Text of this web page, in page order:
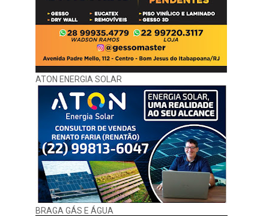
ATON ENERGIA SOLAR
BRAGA GÁS E ÁGUA